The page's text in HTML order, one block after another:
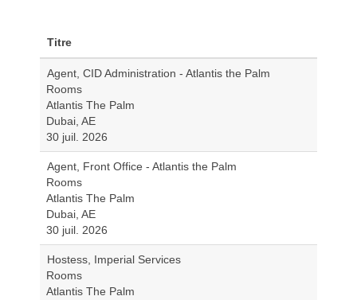
Titre
Agent, CID Administration - Atlantis the Palm
Rooms
Atlantis The Palm
Dubai, AE
30 juil. 2026
Agent, Front Office - Atlantis the Palm
Rooms
Atlantis The Palm
Dubai, AE
30 juil. 2026
Hostess, Imperial Services
Rooms
Atlantis The Palm